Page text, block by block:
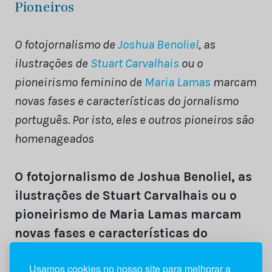
Usamos cookies no nosso site para melhorar a
Pioneiros
O fotojornalismo de Joshua Benoliel, as
ilustrações de Stuart Carvalhais ou o
pioneirismo feminino de Maria Lamas marcam
novas fases e características do jornalismo
português. Por isto, eles e outros pioneiros são
homenageados
O fotojornalismo de Joshua Benoliel, as
ilustrações de Stuart Carvalhais ou o
pioneirismo de Maria Lamas marcam
novas fases e características do